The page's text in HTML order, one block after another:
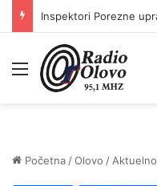
Meni
Početna /Olovo / Aktuelno